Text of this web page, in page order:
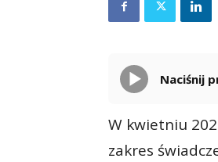
W kwietniu
zakres